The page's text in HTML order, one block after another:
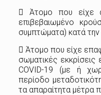
 Άτομο που είχε
επιβεβαιωμένο
συμπτώματα) κατά
 Άτομο που είχε
σωματικές
COVID-19 (με ή
περίοδο
τα απαραίτητα μέτρα